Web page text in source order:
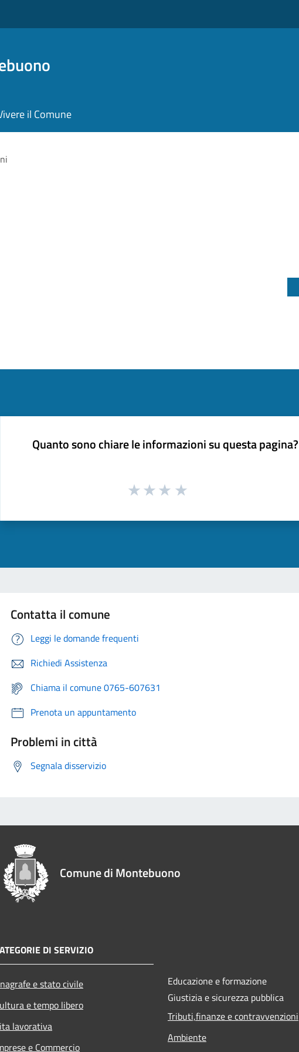
il Comune
Quanto sono chiare le informazioni su questa pagina?
Contatta il comune
Leggi le domande frequenti
Richiedi Assistenza
Chiama il comune 0765-607631
Prenota un appuntamento
Problemi in città
Segnala disservizio
Comune di Montebuono
DI SERVIZIO
e stato civile
e tempo libero
lavorativa
e Commercio
Educazione e formazione
Giustizia e sicurezza pubblica
Tributi,finanze e contravvenzioni
Ambiente